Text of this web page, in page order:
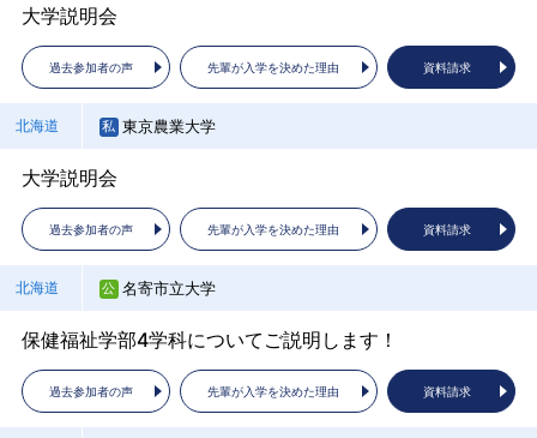
大学説明会
過去参加者の声 先輩が入学を決めた理由 資料請求
北海道 東京農業大学
大学説明会
過去参加者の声 先輩が入学を決めた理由 資料請求
北海道 名寄市立大学
保健福祉学部4学科についてご説明します！
過去参加者の声 先輩が入学を決めた理由 資料請求
弘前大学 医学部 保健学科・心理支援科学科
未来医療×Well-being －あなたがつくる新時代－
弘前大学 教育学部
教育学部について
弘前大学 人文社会科学部
大学説明会 Be a Glocal Doctor!
過去参加者の声 先輩が入学を決めた理由 資料請求
栃木県 帝京大学
10学部31学科の学びから、「自分流」の未来が見つか
る！
群馬大学
グンダイ まるっと説明！
富山県立大学 工学部・情報工学部
富山県立大学について～工学部・情報工学部のご紹介～
石川県立大学
石川県立大学 説明会 生物資源環境学の魅力
金沢大学
大学説明会
過去参加者の声 先輩が入学を決めた理由 資料請求
静岡県 日本大学
日本大学／日本大学短期大学部 大学説明会
過去参加者の声 先輩が入学を決めた理由 資料請求
愛知県 愛知医科大学 医学部
医学部説明会
過去参加者の声 先輩が入学を決めた理由 資料請求
情報学部 説明会
過去参加者の声 先輩が入学を決めた理由 資料請求
京都府 京都大学
京都大学 入試制度説明会
過去参加者の声 先輩が入学を決めた理由 資料請求
京都府 京都大学
京都大学 大学概要説明会＋学部の特徴（文系編）
過去参加者の声 先輩が入学を決めた理由 資料請求
叡啓大学
ソーシャルシステムデザイン学部の学びや入試について
県立広島大学
大学紹介～学部・学科の概要について～
広島大学